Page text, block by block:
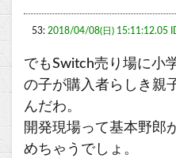
53: 2018/04/08(日) 15:11:12.05
でもSwitch売り場に小
の子が購入者らしき親
んだわ。
開発現場って基本野郎
めちゃうでしょ。